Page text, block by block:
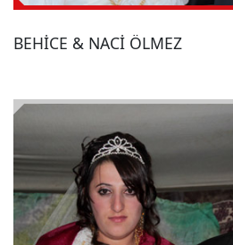
BEHİCE & NACİ ÖLMEZ